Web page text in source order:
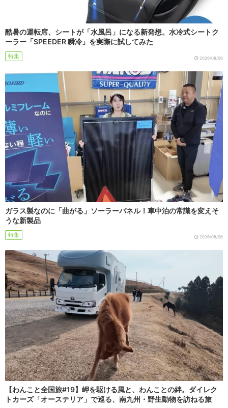
酷暑の運転席、シートが「水風呂」になる新発想。水冷式シートク
ーラー「SPEEDER 瞬冷」を実際に試してみた
特集 2026/08/06
ガラス製なのに「曲がる」ソーラーパネル！車中泊の常識を変えそ
うな新製品
特集 2026/08/06
【わんこと全国旅#19】岬を駆ける風と、わんことの絆。ダイレク
トカーズ「オーステリア」で巡る、南九州・野生動物を訪ねる旅